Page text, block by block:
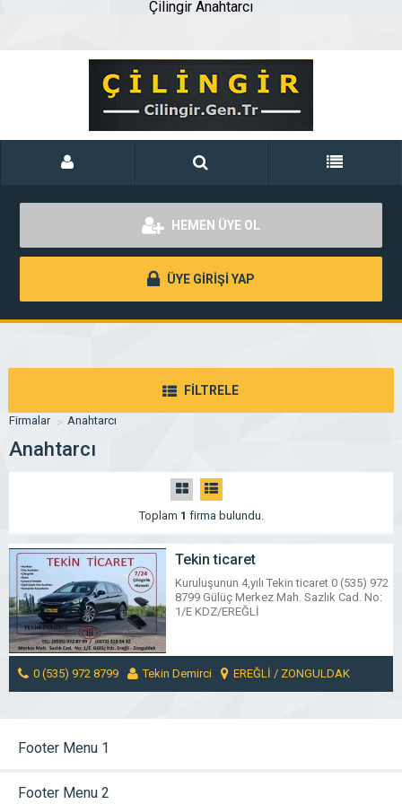
Çilingir Anahtarcı
HEMEN ÜYE OL
ÜYE GİRİŞİ YAP
FİLTRELE
Firmalar Anahtarcı
Anahtarcı
Toplam 1 firma bulundu.
Tekin ticaret
Kuruluşunun 4,yılı Tekin ticaret 0 (535) 972
8799 Gülüç Merkez Mah. Sazlık Cad. No:
1/E KDZ/EREĞLİ
0 (535) 972 8799 Tekin Demirci EREĞLİ / ZONGULDAK
Footer Menu 1
Footer Menu 2